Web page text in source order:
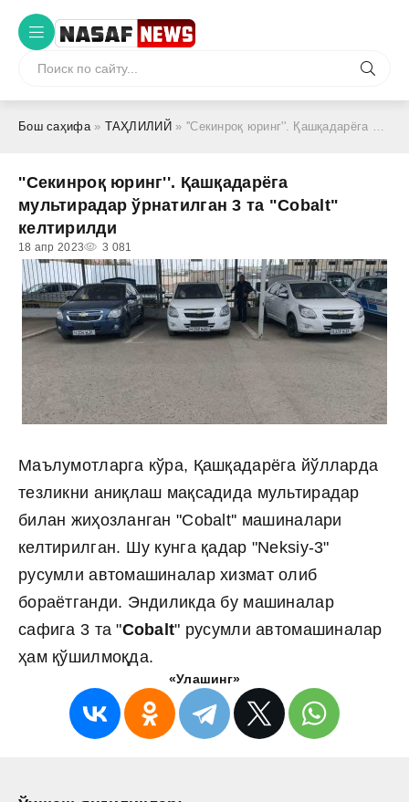
Бош саҳифа» ТАҲЛИЛИЙ » ''Секинроқ юринг''. Қашқадарёга мультирадар ўрнатилган 3 та "Cobalt" келтирилди
''Секинроқ юринг''. Қашқадарёга
мультирадар ўрнатилган 3 та "Cobalt"
келтирилди
18 апр 2023 3 081
Маълумотларга кўра, Қашқадарёга йўлларда
тезликни аниқлаш мақсадида мультирадар
билан жиҳозланган "Cobalt'' машиналари
келтирилган. Шу кунга қадар "Neksiy-3"
русумли автомашиналар хизмат олиб
бораётганди. Эндиликда бу машиналар
сафига 3 та "Cobalt" русумли автомашиналар
ҳам қўшилмоқда.
«Улашинг»